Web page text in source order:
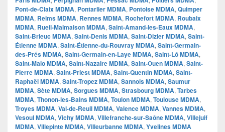
Pont-de-Claix MDMA, Pontarlier MDMA, Pontoise MDMA, Quimper
MDMA, Reims MDMA, Rennes MDMA, Rochefort MDMA, Roubaix
MDMA, Rueil-Malmaison MDMA, Saint-Amand-les-Eaux MDMA,
Saint-Brieuc MDMA, Saint-Denis MDMA, Saint-Dizier MDMA, Saint-
Étienne MDMA, Saint-Étienne-du-Rouvray MDMA, Saint-Germain-
des-Prés MDMA, Saint-Germain-en-Laye MDMA, Saint-Lô MDMA,
Saint-Malo MDMA, Saint-Nazaire MDMA, Saint-Ouen MDMA, Saint-
Pierre MDMA, Saint-Priest MDMA, Saint-Quentin MDMA, Saint-
Raphaël MDMA, Saint-Tropez MDMA, Sannois MDMA, Saumur
MDMA, Sète MDMA, Sorgues MDMA, Strasbourg MDMA, Tarbes
MDMA, Thonon-les-Bains MDMA, Toulon MDMA, Toulouse MDMA,
Troyes MDMA, Val-de-Reuil MDMA, Valence MDMA, Vannes MDMA,
Vesoul MDMA, Vichy MDMA, Villefranche-sur-Saône MDMA, Villejuif
MDMA, Villepinte MDMA, Villeurbanne MDMA, Yvelines MDMA